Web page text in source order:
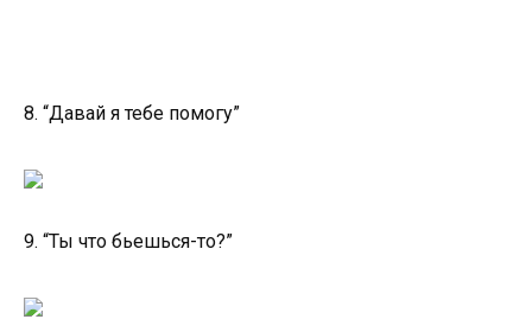
8. “Давай я тебе помогу”
9. “Ты что бьешься-то?”